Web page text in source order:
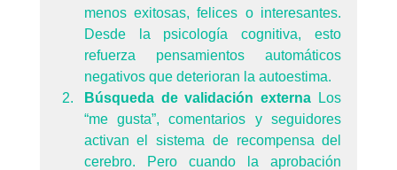
menos exitosas, felices o interesantes.
Desde la psicología cognitiva, esto
refuerza pensamientos automáticos
negativos que deterioran la autoestima.
Búsqueda de validación externa
Los
“me gusta”, comentarios y seguidores
activan el sistema de recompensa del
cerebro. Pero cuando la aprobación